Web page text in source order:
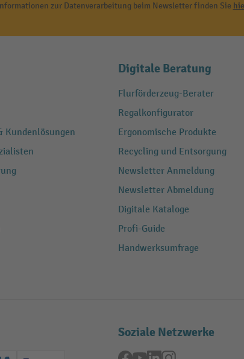
zur Datenverarbeitung beim Newsletter finden Sie
Kundenlösungen
Digitale Beratung
Flurförderzeug-Berater
Regalkonfigurator
Ergonomische Produkte
Recycling und Entsorgung
Newsletter Anmeldung
Newsletter Abmeldung
Digitale Kataloge
Profi-Guide
Handwerksumfrage
Soziale Netzwerke